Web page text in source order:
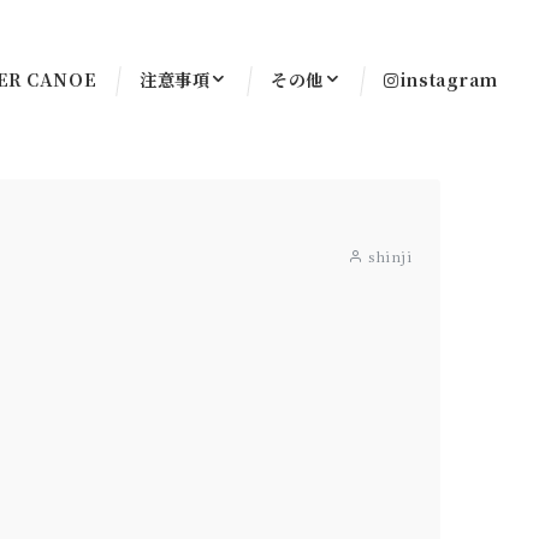
CANOE 注意事項 その他 instagram
shinji